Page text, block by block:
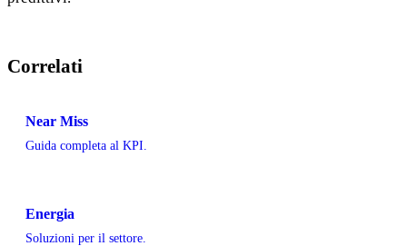
Correlati
Near Miss
Guida completa al KPI.
Energia
Soluzioni per il settore.